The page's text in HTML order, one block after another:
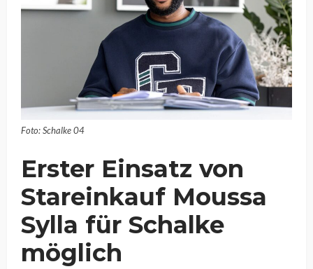
Foto: Schalke 04
Erster Einsatz von
Stareinkauf Moussa
Sylla für Schalke
möglich